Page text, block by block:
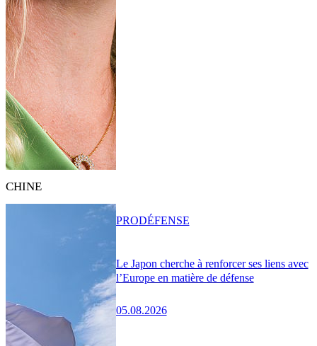
CHINE
Le Japon cherche à renforcer ses liens avec
l’Europe en matière de défense
05.08.2026
PRODÉFENSE